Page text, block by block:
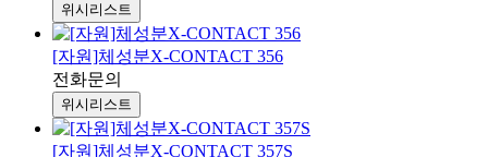
위시리스트
[자원]체성분X-CONTACT 356
전화문의
위시리스트
[자원]체성분X-CONTACT 357S